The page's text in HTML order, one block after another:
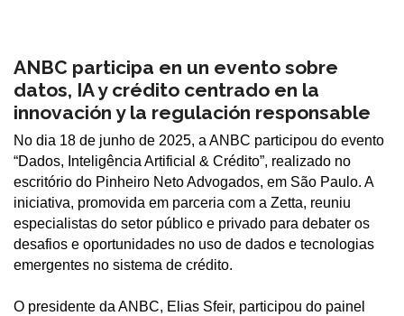
ANBC participa en un evento sobre
datos, IA y crédito centrado en la
innovación y la regulación responsable
No dia 18 de junho de 2025, a ANBC participou do evento
“Dados, Inteligência Artificial & Crédito”, realizado no
escritório do Pinheiro Neto Advogados, em São Paulo. A
iniciativa, promovida em parceria com a Zetta, reuniu
especialistas do setor público e privado para debater os
desafios e oportunidades no uso de dados e tecnologias
emergentes no sistema de crédito.
O presidente da ANBC, Elias Sfeir, participou do painel